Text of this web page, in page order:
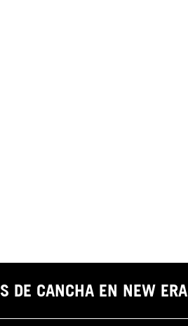
DE CANCHA EN NEW ERA